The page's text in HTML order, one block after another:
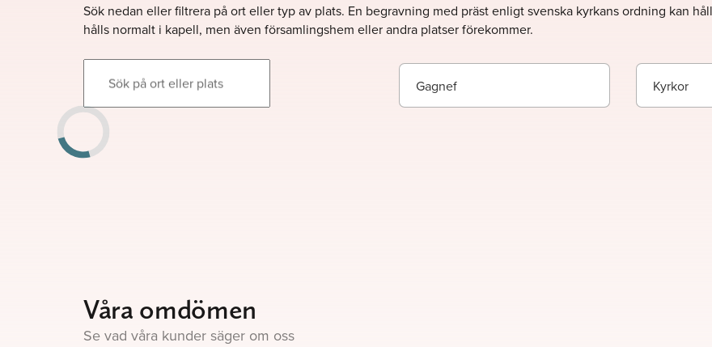
Sök nedan eller filtrera på ort eller typ av plats. En begravning med präst enligt svenska kyrkans ordning kan
hålls normalt i kapell, men även församlingshem eller andra platser förekommer.
Sök på ort eller plats Gagnef Kyrkor
Våra omdömen
Se vad våra kunder säger om oss